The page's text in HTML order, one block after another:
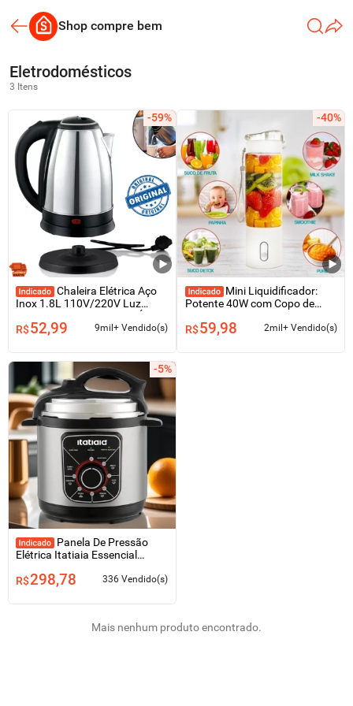
Shop compre bem
Eletrodomésticos
3 Itens
-59%
Chaleira Elétrica Aço
Inox 1.8L 110V/220V Luz
Tampa Desliga Automático
R$52,99 9mil+ Vendido(s)
-40%
Mini Liquidificador:
Potente 40W com Copo de
Portátil e 6 Lâminas OS F6062
R$59,98 2mil+ Vendido(s)
-5%
Panela De Pressão
Elétrica Itatiaia Essencial
Moderna
R$298,78 336 Vendido(s)
Mais nenhum produto encontrado.